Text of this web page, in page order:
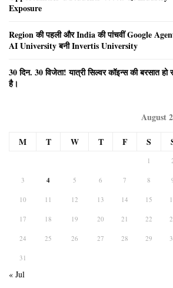
Exposure
Region की पहली और India की पांचवीं Google
AI University बनी Invertis University
30 दिन. 30 विजेता! यात्री सिल्वर कॉइन्स की बरसात हो
है।
August
M
T W T F S
1
3 4 5 6 7 8
10 11 12 13 14 15
17 18 19 20 21 22
24 25 26 27 28 29
31
« Jul